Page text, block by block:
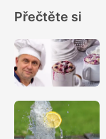
Přečtěte si